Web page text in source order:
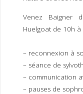
Venez Baigner
Huelgoat de 10h à
– reconnexion à
– séance de
– communication
– pauses de